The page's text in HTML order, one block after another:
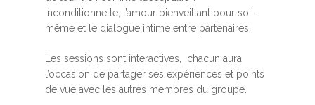
inconditionnelle, l’amour bienveillant pour soi-
même et le dialogue intime entre partenaires.
Les sessions sont interactives, chacun aura
l’occasion de partager ses expériences et points
de vue avec les autres membres du groupe.